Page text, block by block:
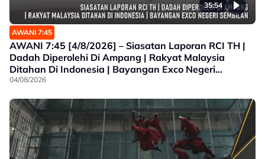
35:54
AWANI 7:45
AWANI 7:45 [4/8/2026] – Siasatan Laporan RCI TH |
Dadah Diperolehi Di Ampang | Rakyat Malaysia
Ditahan Di Indonesia | Bayangan Exco Negeri
Sembilan
04/08/2026